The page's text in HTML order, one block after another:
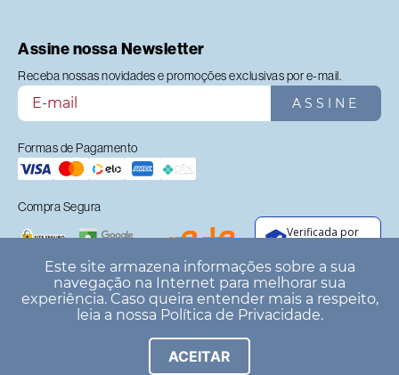
Este site armazena informações sobre a sua
navegação na Internet para melhorar sua
experiência. Caso queira entender mais a respeito,
leia a nossa Política de Privacidade.
ACEITAR
Assine nossa Newsletter
Receba nossas novidades e promoções exclusivas por e-mail.
ASSINE
Formas de Pagamento
Compra Segura
Verificada por
91. Todos os direitos reservados